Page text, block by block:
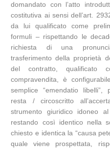
domandato con l’atto
costitutiva ai sensi dell’art.
da lui qualificato come
formuli – rispettando le
richiesta di una
trasferimento della proprietà
del contratto, qualificato
compravendita, è
semplice “emendatio libelli”,
resta / circoscritto
strumento giuridico idoneo
restando così identico nella
chiesto e identica la “causa
quale viene prospettata,